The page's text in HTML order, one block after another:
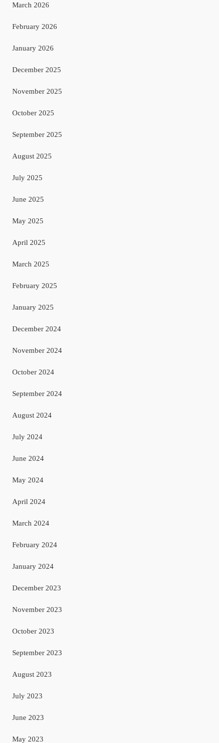
March 2026
February 2026
January 2026
December 2025
November 2025
October 2025
September 2025
August 2025
July 2025
June 2025
May 2025
April 2025
March 2025
February 2025
January 2025
December 2024
November 2024
October 2024
September 2024
August 2024
July 2024
June 2024
May 2024
April 2024
March 2024
February 2024
January 2024
December 2023
November 2023
October 2023
September 2023
August 2023
July 2023
June 2023
May 2023